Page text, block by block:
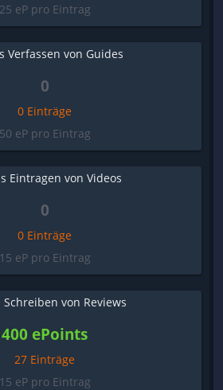
25 eP pro Eintrag
Verfassen von Guides
0
0 Einträge
50 eP pro Eintrag
Eintragen von Videos
0
0 Einträge
15 eP pro Eintrag
von Reviews
400 ePoints
27 Einträge
15 eP pro Eintrag